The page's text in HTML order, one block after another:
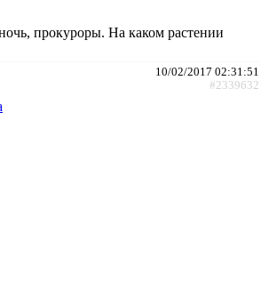
прокуроры. На каком растении
10/02/2017 02:31:51
#2339632